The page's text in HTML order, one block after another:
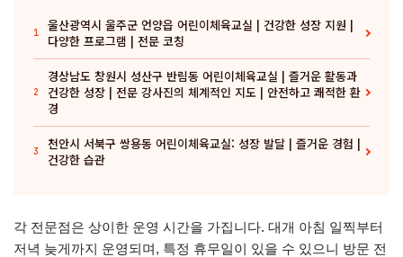
1
울산광역시 울주군 언양읍 어린이체육교실 | 건강한 성장 지원 |
다양한 프로그램 | 전문 코칭
2
경상남도 창원시 성산구 반림동 어린이체육교실 | 즐거운 활동과
건강한 성장 | 전문 강사진의 체계적인 지도 | 안전하고 쾌적한 환
경
3
천안시 서북구 쌍용동 어린이체육교실: 성장 발달 | 즐거운 경험 |
건강한 습관
각 전문점은 상이한 운영 시간을 가집니다. 대개 아침 일찍부터
저녁 늦게까지 운영되며, 특정 휴무일이 있을 수 있으니 방문 전